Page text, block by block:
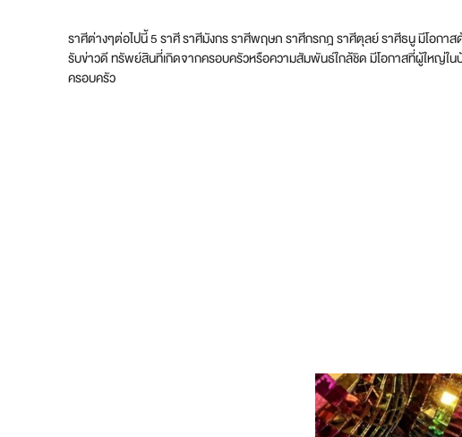
ราศีต่างๆต่อไปนี้ 5 ราศี ราศีมังกร ราศีพฤษภ ราศีกรกฎ ราศีตุลย์ ราศีธนู มีโอกา
รับข่าวดี ทรัพย์สินที่เกิดจากครอบครัวหรือความสัมพันธ์ใกล้ชิด มีโอกาสที่ผู้ใหญ่ใน
ครอบครัว